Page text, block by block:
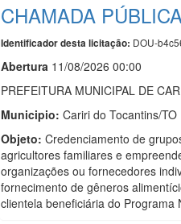
CHAMADA
Identificador desta licitação: DOU-
Abertura 11/08/2026 00:00
PREFEITURA MUNICIPAL DE
Municipio: Cariri do Tocantins/TO
Objeto: Credenciamento de
agricultores familiares e
organizações ou fornecedores
fornecimento de gêneros
clientela beneficiária do Programa